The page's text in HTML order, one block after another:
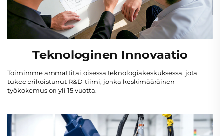
Teknologinen Innovaatio
Toimimme ammattitaitoisessa teknologiakeskuksessa, jota
tukee erikoistunut R&D-tiimi, jonka keskimääräinen
työkokemus on yli 15 vuotta.